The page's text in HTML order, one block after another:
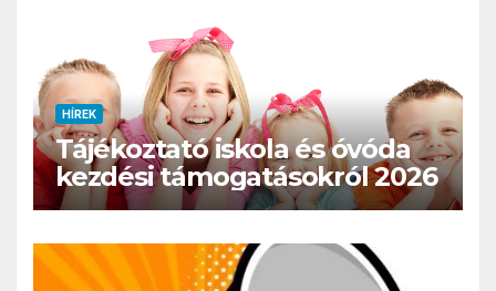
HÍREK
Tájékoztató iskola és óvóda
kezdési támogatásokról 2026